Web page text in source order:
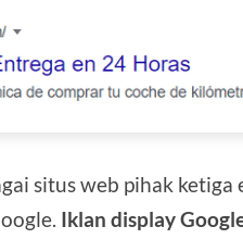
situs web pihak
Iklan display